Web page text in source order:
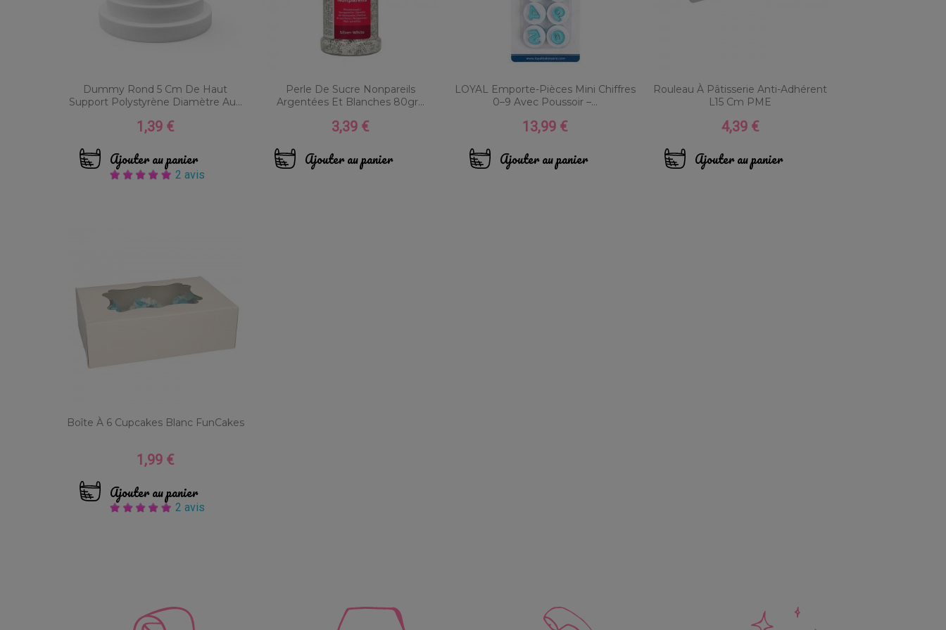
Dummy Rond 5 Cm De Haut
Support Polystyrène Diamètre Au...
Prix
1,39 €
Ajouter au panier
2 avis
Perle De Sucre Nonpareils
Argentées Et Blanches 80gr...
Prix
3,39 €
Ajouter au panier
LOYAL Emporte-Pièces Mini Chiffres
0–9 Avec Poussoir –...
Prix
13,99 €
Ajouter au panier
Rouleau À Pâtisserie Anti-Adhérent
L15 Cm PME
Prix
4,39 €
Ajouter au panier
Boîte À 6 Cupcakes Blanc FunCakes
Prix
1,99 €
Ajouter au panier
2 avis